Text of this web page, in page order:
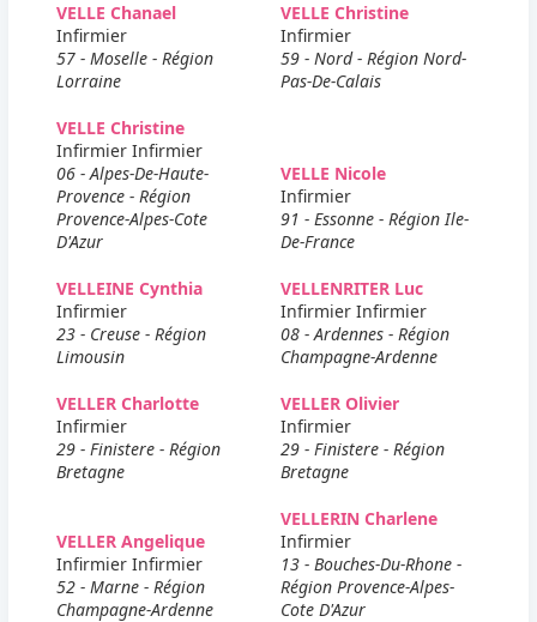
VELLE Chanael
Infirmier
57 - Moselle - Région
Lorraine
VELLE Christine
Infirmier
59 - Nord - Région Nord-
Pas-De-Calais
VELLE Christine
Infirmier Infirmier
06 - Alpes-De-Haute-
Provence - Région
Provence-Alpes-Cote
D'Azur
VELLE Nicole
Infirmier
91 - Essonne - Région Ile-
De-France
VELLEINE Cynthia
Infirmier
23 - Creuse - Région
Limousin
VELLENRITER Luc
Infirmier Infirmier
08 - Ardennes - Région
Champagne-Ardenne
VELLER Charlotte
Infirmier
29 - Finistere - Région
Bretagne
VELLER Olivier
Infirmier
29 - Finistere - Région
Bretagne
VELLER Angelique
Infirmier Infirmier
52 - Marne - Région
Champagne-Ardenne
VELLERIN Charlene
Infirmier
13 - Bouches-Du-Rhone -
Région Provence-Alpes-
Cote D'Azur